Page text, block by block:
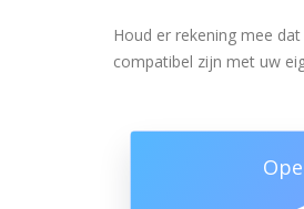
Houd er rekening mee
compatibel zijn met uw